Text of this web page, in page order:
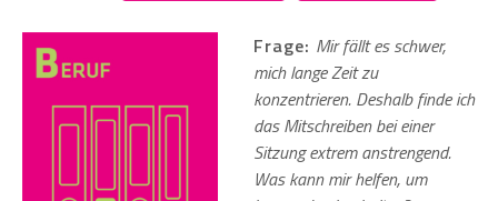
Frage: Mir fällt es schwer,
mich lange Zeit zu
konzentrieren. Deshalb finde ich
das Mitschreiben bei einer
Sitzung extrem anstrengend.
Was kann mir helfen, um